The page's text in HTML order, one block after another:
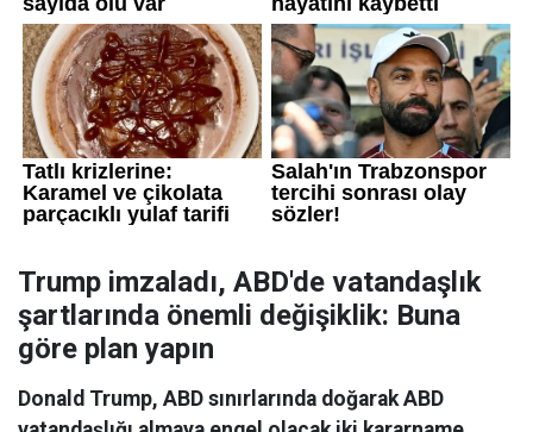
Trump imzaladı, ABD'de vatandaşlık
şartlarında önemli değişiklik: Buna
göre plan yapın
Donald Trump, ABD sınırlarında doğarak ABD